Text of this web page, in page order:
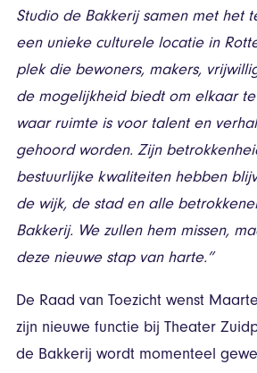
Studio de Bakkerij samen met het
een unieke culturele locatie in
plek die bewoners, makers,
de mogelijkheid biedt om elkaar
waar ruimte is voor talent en
gehoord worden. Zijn
bestuurlijke kwaliteiten hebben
de wijk, de stad en alle
Bakkerij. We zullen hem missen,
deze nieuwe stap van harte.”
De Raad van Toezicht wenst
zijn nieuwe functie bij Theater
de Bakkerij wordt momenteel